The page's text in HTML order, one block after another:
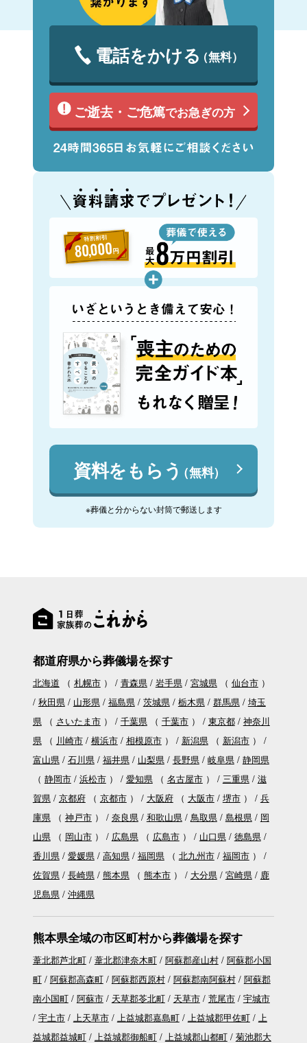
電話をかける（無料）
ご逝去・ご危篤でお急ぎの方
資料をもらう（無料）
※葬儀と分からない封筒で郵送します
都道府県から葬儀場を探す
北海道 （ 札幌市） 青森県 岩手県 宮城県（ 仙台市）
秋田県
山形県 福島県 茨城県 栃木県 群馬県
埼玉
県（ さいたま市） 千葉県（ 千葉市） 東京都
神奈川
県（ 川崎市 横浜市 相模原市） 新潟県（ 新潟市）
富山県
石川県 福井県 山梨県 長野県 岐阜県
静岡県
（ 静岡市 浜松市） 愛知県（ 名古屋市） 三重県
滋
賀県
京都府（ 京都市） 大阪府（ 大阪市 堺市）
兵
庫県（ 神戸市） 奈良県 和歌山県 鳥取県 島根県
岡
山県（ 岡山市） 広島県（ 広島市） 山口県
徳島県
香川県
愛媛県 高知県 福岡県（ 北九州市 福岡市）
佐賀県
長崎県 熊本県（ 熊本市） 大分県 宮崎県
鹿
児島県
沖縄県
熊本県全域の市区町村から葬儀場を探す
葦北郡芦北町 葦北郡津奈木町 阿蘇郡産山村
阿蘇郡小国
町
阿蘇郡高森町 阿蘇郡西原村 阿蘇郡南阿蘇村
阿蘇郡
南小国町
阿蘇市 天草郡苓北町 天草市 荒尾市
宇城市
宇土市
上天草市 上益城郡嘉島町 上益城郡甲佐町
上
益城郡益城町
上益城郡御船町 上益城郡山都町
菊池郡大